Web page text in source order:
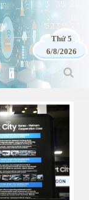
Thứ 5
6/8/2026